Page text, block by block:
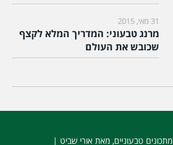
31 מאי, 2015
מרנג טבעוני: המדריך המלא לקצף
שכובש את העולם
מתכונים טבעוניים, מאת אורי שביט |